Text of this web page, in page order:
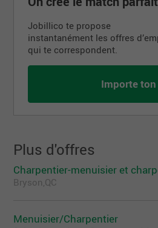
Jobillico te propose
instantanément les offres
qui te correspondent.
Importe ton
Plus d'offres
Charpentier-menuisier et
Bryson,QC
Menuisier/Charpentier